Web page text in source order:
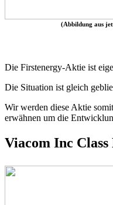
(Abbildung aus
Die Firstenergy-Aktie ist
Die Situation ist gleich
Wir werden diese Aktie
erwähnen um die
Viacom Inc